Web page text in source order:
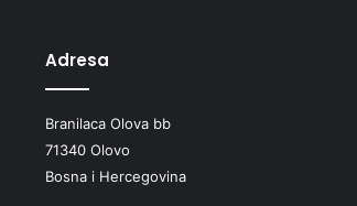
Adresa
Branilaca Olova bb
71340 Olovo
Bosna i Hercegovina